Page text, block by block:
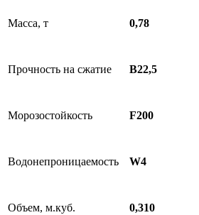
Масса, т 0,78
Прочность на сжатие B22,5
Морозостойкость F200
Водонепроницаемость W4
Объем, м.куб. 0,310